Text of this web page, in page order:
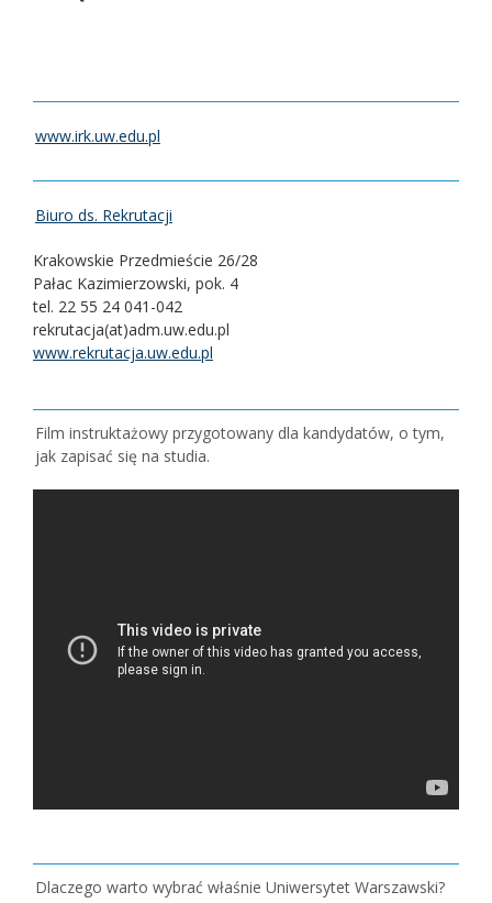
www.irk.uw.edu.pl
Biuro ds. Rekrutacji
Krakowskie Przedmieście 26/28
Pałac Kazimierzowski, pok. 4
tel. 22 55 24 041-042
rekrutacja(at)adm.uw.edu.pl
www.rekrutacja.uw.edu.pl
Film instruktażowy przygotowany dla kandydatów, o tym,
jak zapisać się na studia.
Dlaczego warto wybrać właśnie Uniwersytet Warszawski?